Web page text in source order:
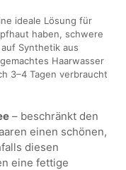
ideale Lösung für
haben, schwere
Synthetik aus
Haarwasser
3–4 Tagen verbraucht
– beschränkt den
einen schönen,
diesen
eine fettige